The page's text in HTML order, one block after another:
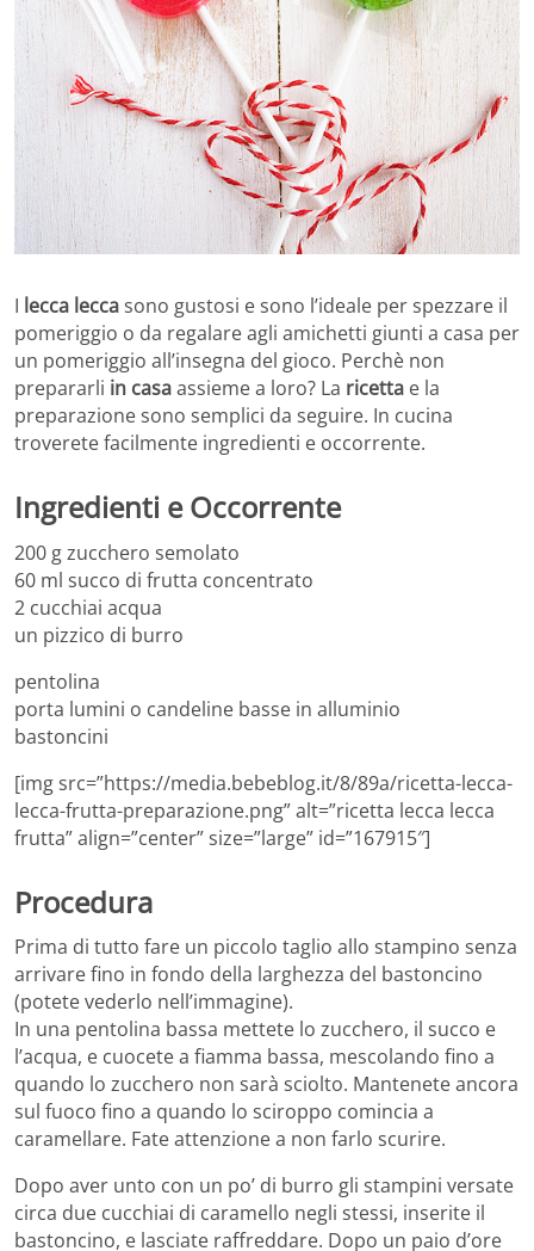
I lecca leccasono gustosi e sono l’ideale per spezzare il
pomeriggio o da regalare agli amichetti giunti a casa per
un pomeriggio all’insegna del gioco. Perchè non
prepararli in casaassieme a loro? La ricetta e la
preparazione sono semplici da seguire. In cucina
troverete facilmente ingredienti e occorrente.
Ingredienti e Occorrente
200 g zucchero semolato
60 ml succo di frutta concentrato
2 cucchiai acqua
un pizzico di burro
pentolina
porta lumini o candeline basse in alluminio
bastoncini
[img src=”https://media.bebeblog.it/8/89a/ricetta-lecca-
lecca-frutta-preparazione.png” alt=”ricetta lecca lecca
frutta” align=”center” size=”large” id=”167915″]
Procedura
Prima di tutto fare un piccolo taglio allo stampino senza
arrivare fino in fondo della larghezza del bastoncino
(potete vederlo nell’immagine).
In una pentolina bassa mettete lo zucchero, il succo e
l’acqua, e cuocete a fiamma bassa, mescolando fino a
quando lo zucchero non sarà sciolto. Mantenete ancora
sul fuoco fino a quando lo sciroppo comincia a
caramellare. Fate attenzione a non farlo scurire.
Dopo aver unto con un po’ di burro gli stampini versate
circa due cucchiai di caramello negli stessi, inserite il
bastoncino, e lasciate raffreddare. Dopo un paio d’ore